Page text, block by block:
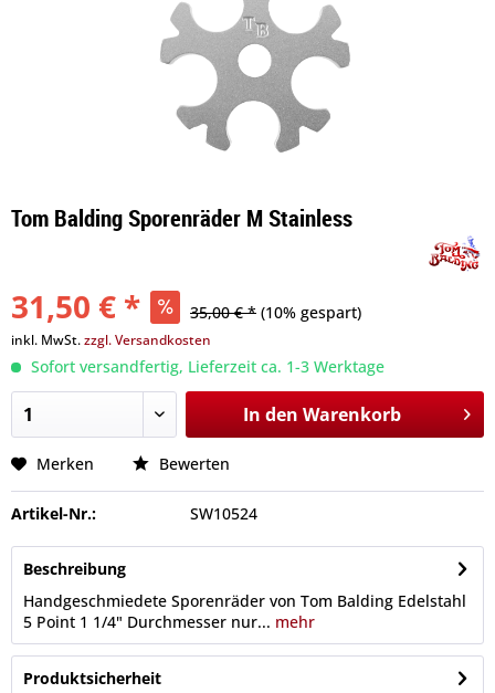
Tom Balding Sporenräder M Stainless
31,50 € * 35,00 € * (10% gespart)
inkl. MwSt.zzgl. Versandkosten
Sofort versandfertig, Lieferzeit ca. 1-3 Werktage
In den Warenkorb
Merken Bewerten
Artikel-Nr.: SW10524
Beschreibung
Handgeschmiedete Sporenräder von Tom Balding Edelstahl
5 Point 1 1/4" Durchmesser nur... mehr
Produktsicherheit